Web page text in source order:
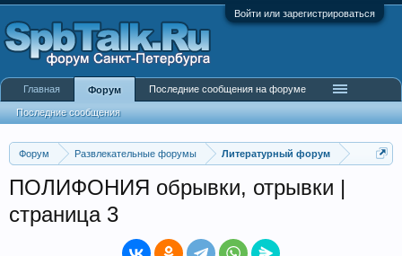
Войти или зарегистрироваться
Форум Развлекательные форумы Литературный форум
ПОЛИФОНИЯ обрывки, отрывки |
страница 3
Главная Форум
Последние сообщения
Последние сообщения на форуме